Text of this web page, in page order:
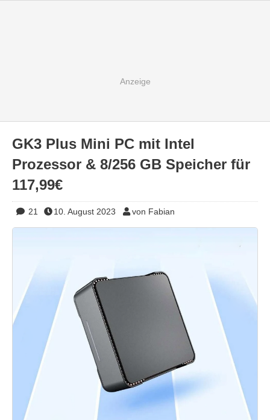
GK3 Plus Mini PC mit Intel
Prozessor & 8/256 GB Speicher für
117,99€
21 10. August 2023 von Fabian